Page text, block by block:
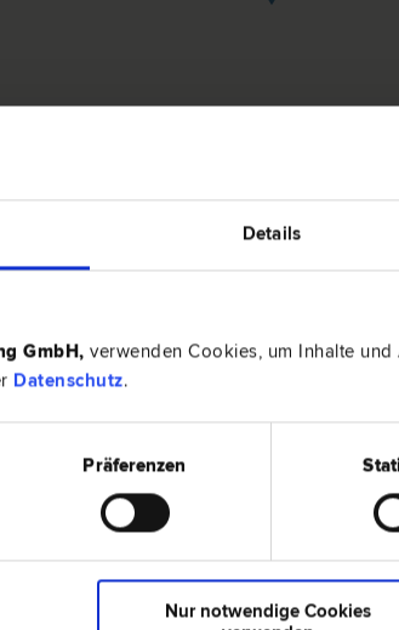
Details
GmbH, verwenden Cookies, um Inhalte
Datenschutz.
Präferenzen
Nur notwendige Cookies
zum Thema "Erbrecht"